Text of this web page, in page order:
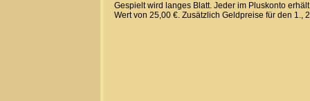
Gespielt wird langes Blatt. Jeder im Pluskonto
Wert von 25,00 €. Zusätzlich Geldpreise für den 1.,